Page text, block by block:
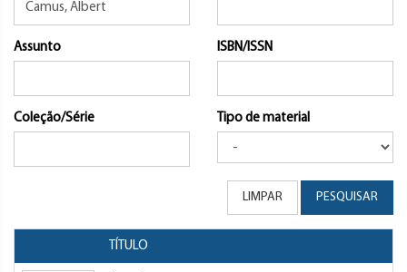
Assunto ISBN/ISSN
Coleção/Série Tipo de material
LIMPAR PESQUISAR
TÍTULO